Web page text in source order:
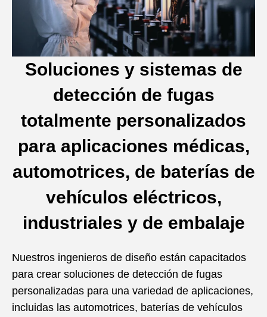
Soluciones y sistemas de
detección de fugas
totalmente personalizados
para aplicaciones médicas,
automotrices, de baterías de
vehículos eléctricos,
industriales y de embalaje
Nuestros ingenieros de diseño están capacitados
para crear soluciones de detección de fugas
personalizadas para una variedad de aplicaciones,
incluidas las automotrices, baterías de vehículos